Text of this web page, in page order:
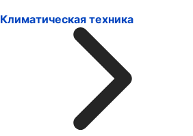
Климатическая техника